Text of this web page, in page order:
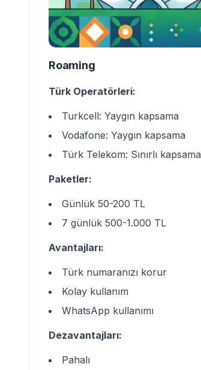
Roaming
Türk Operatörleri:
Turkcell: Yaygın kapsama
Vodafone: Yaygın kapsama
Türk Telekom: Sınırlı kapsama
Paketler:
Günlük 50-200 TL
7 günlük 500-1.000 TL
Avantajları:
Türk numaranızı korur
Kolay kullanım
WhatsApp kullanımı
Dezavantajları:
Pahalı